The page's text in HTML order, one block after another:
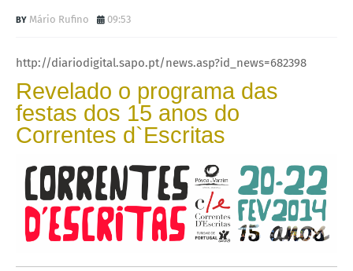
Mário Rufino 09:53
http://diariodigital.sapo.pt/news.asp?id_news=682398
Revelado o programa das
festas dos 15 anos do
Correntes d`Escritas